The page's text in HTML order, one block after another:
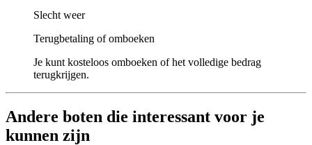
Slecht weer
Terugbetaling of omboeken
Je kunt kosteloos omboeken of het volledige bedrag
terugkrijgen.
Andere boten die interessant voor je
kunnen zijn